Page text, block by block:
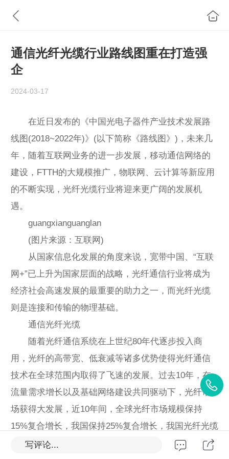
通信光纤光缆行业路线图重在打造强
企
2024-03-17
在近日发布的《中国光电子器件产业技术发展路
线图(2018~2022年)》(以下简称《路线图》)，未来几
年，随着互联网业务的进一步发展，移动通信网络的
建设，FTTH的大规模推广，物联网、云计算等新应用
的不断实现，光纤光缆行业将迎来更广阔的发展机
遇。
guangxianguanglan
(图片来源：互联网)
从国家信息化发展的角度来说，宽带中国、“互联
网+”已上升为国家层面的战略，光纤通信行业将成为
经济社会高速发展的最重要的助力之一，而光纤光缆
则是连接和传输的物理基础。
通信光纤光缆
随着光纤通信系统在上世纪80年代逐步投入商
用，光纤的高带宽、低衰减等诸多优势使得光纤通信
技术在全球范围内取得了飞速的发展。过去10年，在
流量需求增长以及基础网络建设共同驱动下，光纤市
场获得大发展，近10年间，全球光纤市场规模保持
15%复合增长，我国保持25%复合增长，我国光纤光缆
的需求占比也从20%提升至58%。进入2017年，受光
写评论...